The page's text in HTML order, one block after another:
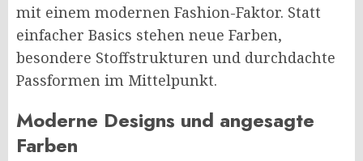
mit einem modernen Fashion-Faktor. Statt
einfacher Basics stehen neue Farben,
besondere Stoffstrukturen und durchdachte
Passformen im Mittelpunkt.
Moderne Designs und angesagte
Farben